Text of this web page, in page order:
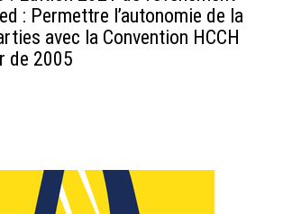
: Permettre l’autonomie de la
avec la Convention HCCH
de 2005